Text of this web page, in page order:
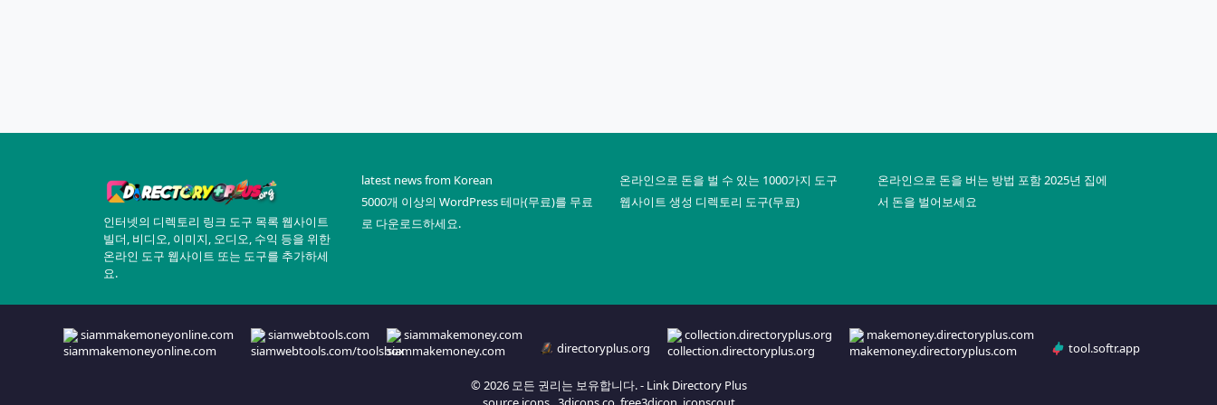
인터넷의 디렉토리 링크 도구 목록 웹사이트
빌더, 비디오, 이미지, 오디오, 수익 등을 위한
온라인 도구 웹사이트 또는 도구를 추가하세
요.
latest news from Korean
5000개 이상의 WordPress 테마(무료)를 무료
로 다운로드하세요.
온라인으로 돈을 벌 수 있는 1000가지 도구
웹사이트 생성 디렉토리 도구(무료)
온라인으로 돈을 버는 방법 포함 2025년 집에
서 돈을 벌어보세요
siammakemoneyonline.com siamwebtools.com
siammakemoney.com
directoryplus.org
collection.directoryplus.org
makemoney.directoryplus.com
tool.softr.app
© 2026 모든 권리는 보유합니다. - Link Directory Plus